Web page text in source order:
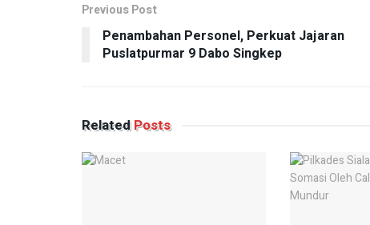
Previous Post
Penambahan Personel, Perkuat Jajaran
Puslatpurmar 9 Dabo Singkep
RelatedPosts